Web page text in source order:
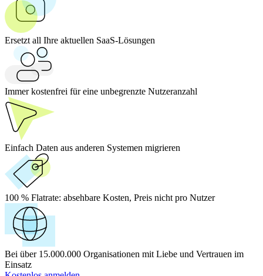
Ersetzt all Ihre aktuellen SaaS-Lösungen
Immer kostenfrei für eine unbegrenzte Nutzeranzahl
Einfach Daten aus anderen Systemen migrieren
100 % Flatrate: absehbare Kosten, Preis nicht pro Nutzer
Bei über 15.000.000 Organisationen mit Liebe und Vertrauen im
Einsatz